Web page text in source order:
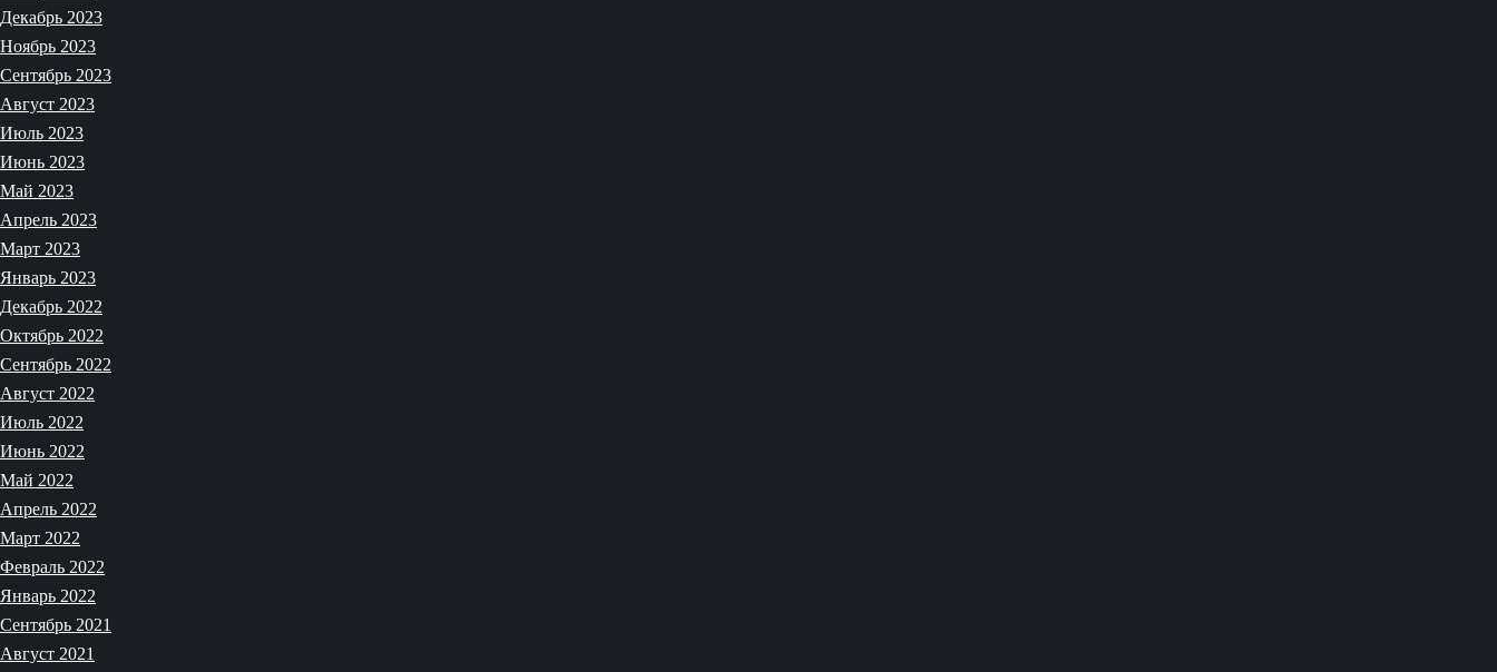
Декабрь 2023
Ноябрь 2023
Сентябрь 2023
Август 2023
Июль 2023
Июнь 2023
Май 2023
Апрель 2023
Март 2023
Январь 2023
Декабрь 2022
Октябрь 2022
Сентябрь 2022
Август 2022
Июль 2022
Июнь 2022
Май 2022
Апрель 2022
Март 2022
Февраль 2022
Январь 2022
Сентябрь 2021
Август 2021